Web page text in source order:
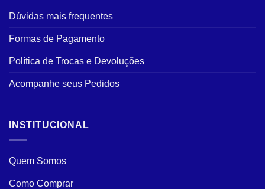
Dúvidas mais frequentes
Formas de Pagamento
Política de Trocas e Devoluções
Acompanhe seus Pedidos
INSTITUCIONAL
Quem Somos
Como Comprar